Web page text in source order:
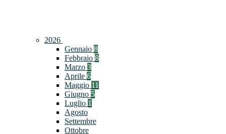
2026
Gennaio 8
Febbraio 8
Marzo 3
Aprile 6
Maggio 11
Giugno 5
Luglio 1
Agosto
Settembre
Ottobre